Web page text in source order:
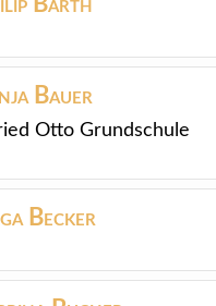
Bauer
Otto Grundschule
Becker